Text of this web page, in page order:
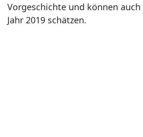
Vorgeschichte und können
Jahr 2019 schätzen.